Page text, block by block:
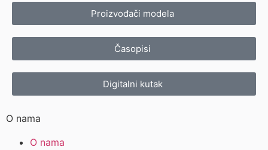
Proizvođači modela
Časopisi
Digitalni kutak
O nama
O nama